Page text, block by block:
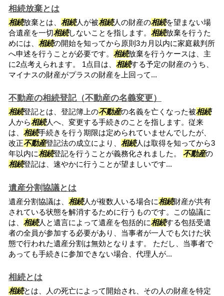
相続放棄とは
相続放棄とは、 相続人が被相続人の財産の相続を望まない場
合遺産を一切相続しないことを指します。 相続放棄を行うた
めには、 相続の開始を知ってから原則3カ月以内に家庭裁判所
へ申述を行うことが必要です。 相続放棄を行うケースは、主
に2点考えられます。 1点目は、 相続する予定の財産のうち、
マイナスの財産がプラスの財産を上回って...
不動産の相続登記（不動産の名義変更）
相続登記とは、登記簿上の不動産の名義を亡くなった被相続
人から相続人へ、変更する手続きのことを指します。従来
は、 相続手続きを行う期限は定められていませんでしたが、
改正不動産登記法の成立により、 相続人は取得を知ってから3
年以内に相続登記を行うことが義務化されました。 不動産の
相続登記は、速やかに行うことが望ましいです...
遺産分割協議とは
遺産分割協議は、 相続人が複数人いる場合に相続財産が共有
されている状態を解消するために行うものです。この協議に
は、 相続人と遺言によって遺産を包括的に相続する包括受遺
者の全員が参加する必要があり、当事者が一人でも欠けた状
態で行われた遺産分割は無効となります。 ただし、当事者で
あっても手続きに参加できない場合、代理人が...
相続とは
相続とは、人の死亡によって開始され、その人の財産を特定